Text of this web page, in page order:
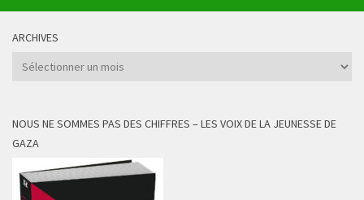
ARCHIVES
Archives
NOUS NE SOMMES PAS DES CHIFFRES – LES VOIX DE LA JEUNESSE DE
GAZA